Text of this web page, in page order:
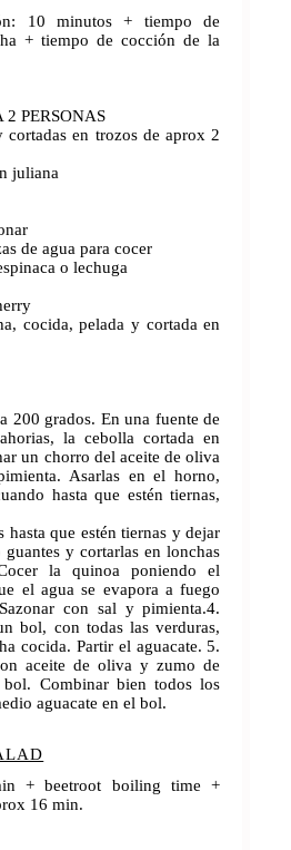
10 minutos + tiempo de
+ tiempo de cocción de la
2 PERSONAS
cortadas en trozos de aprox 2
juliana
de agua para cocer
o lechuga
cocida, pelada y cortada en
200 grados. En una fuente de
la cebolla cortada en
un chorro del aceite de oliva
Asarlas en el horno,
hasta que estén tiernas,
hasta que estén tiernas y dejar
guantes y cortarlas en lonchas
la quinoa poniendo el
el agua se evapora a fuego
con sal y pimienta.4.
bol, con todas las verduras,
cocida. Partir el aguacate. 5.
aceite de oliva y zumo de
Combinar bien todos los
aguacate en el bol.
+ beetroot boiling time +
16 min.